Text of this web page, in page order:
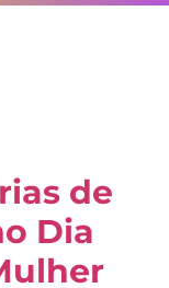
de
Dia